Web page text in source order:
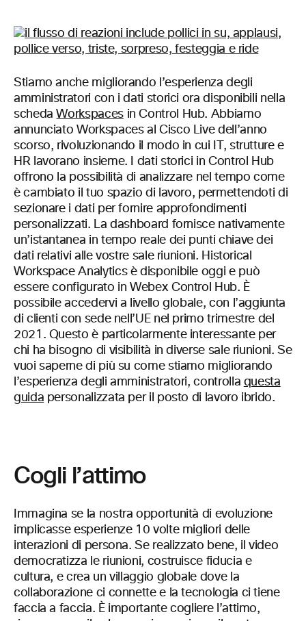
Stiamo anche migliorando l’esperienza degli
amministratori con i dati storici ora disponibili nella
schedaWorkspacesin Control Hub. Abbiamo
annunciato Workspaces al Cisco Live dell’anno
scorso, rivoluzionando il modo in cui IT, strutture e
HR lavorano insieme. I dati storici in Control Hub
offrono la possibilità di analizzare nel tempo come
è cambiato il tuo spazio di lavoro, permettendoti di
sezionare i dati per fornire approfondimenti
personalizzati. La dashboard fornisce nativamente
un’istantanea in tempo reale dei punti chiave dei
dati relativi alle vostre sale riunioni. Historical
Workspace Analytics è disponibile oggi e può
essere configurato in Webex Control Hub. È
possibile accedervi a livello globale, con l’aggiunta
di clienti con sede nell’UE nel primo trimestre del
2021. Questo è particolarmente interessante per
chi ha bisogno di visibilità in diverse sale riunioni. Se
vuoi saperne di più su come stiamo migliorando
l’esperienza degli amministratori, controlla questa
guida personalizzata per il posto di lavoro ibrido.
Cogli l’attimo
Immagina se la nostra opportunità di evoluzione
implicasse esperienze 10 volte migliori delle
interazioni di persona. Se realizzato bene, il video
democratizza le riunioni, costruisce fiducia e
cultura, e crea un villaggio globale dove la
collaborazione ci connette e la tecnologia ci tiene
faccia a faccia. È importante cogliere l’attimo,